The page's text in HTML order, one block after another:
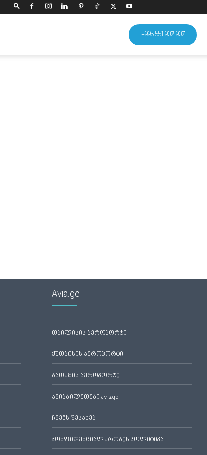
+995 551 907 907
Avia.ge
თბილისის აეროპორტი
ქუთაისის აეროპორტი
ბათუმის აეროპორტი
ავიაბილეთები avia.ge
ჩვენს შესახებ
კონფიდენციალურობის პოლიტიკა